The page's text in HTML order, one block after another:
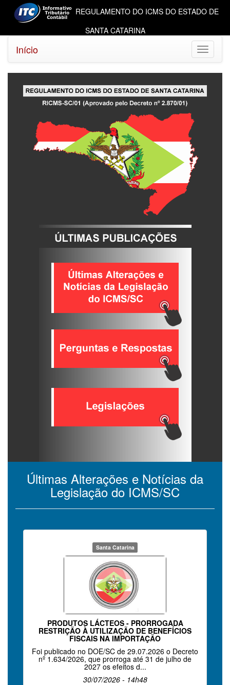
REGULAMENTO DO ICMS DO ESTADO DE
SANTA CATARINA
Toggle
Início
Últimas Alterações e Notícias da
Legislação do ICMS/SC
Santa Catarina
PRODUTOS LÁCTEOS - PRORROGADA
RESTRIÇÃO À UTILIZAÇÃO DE BENEFÍCIOS
FISCAIS NA IMPORTAÇÃO
Foi publicado no DOE/SC de 29.07.2026 o Decreto
nº 1.634/2026, que prorroga até 31 de julho de
2027 os efeitos d...
30/07/2026 - 14h48